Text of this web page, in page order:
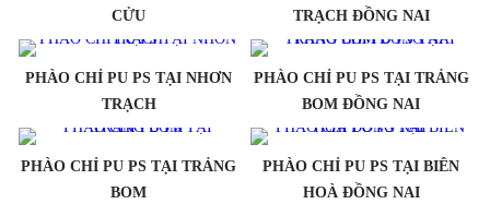
CỬU
TRẠCH ĐỒNG NAI
PHÀO CHỈ PU PS TẠI NHƠN
TRẠCH
PHÀO CHỈ PU PS TẠI TRẢNG
BOM ĐỒNG NAI
PHÀO CHỈ PU PS TẠI TRẢNG
BOM
PHÀO CHỈ PU PS TẠI BIÊN
HOÀ ĐỒNG NAI